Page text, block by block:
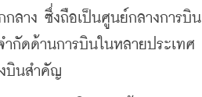
าง ซึ่งถือเป็นศูนย์กลางการบิน
ำกัดด้านการบินในหลายประเทศ
งบินสำคัญ